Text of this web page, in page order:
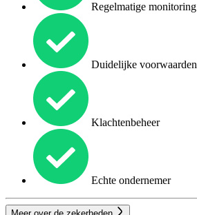
Regelmatige monitoring
Duidelijke voorwaarden
Klachtenbeheer
Echte ondernemer